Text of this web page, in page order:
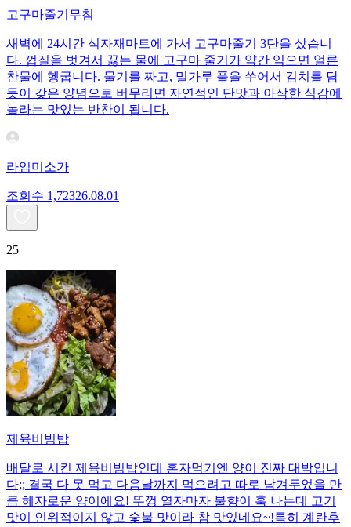
고구마줄기무침
새벽에 24시간 식자재마트에 가서 고구마줄기 3단을 샀습니
다. 껍질을 벗겨서 끓는 물에 고구마 줄기가 약간 익으면 얼른
찬물에 헹굽니다. 물기를 짜고, 밀가루 풀을 쑤어서 김치를 담
듯이 갖은 양념으로 버무리면 자연적인 단맛과 아삭한 식감에
놀라는 맛있는 반찬이 됩니다.
라임미소가
조회수 1,72326.08.01
25
제육비빔밥
배달로 시킨 제육비빔밥인데 혼자먹기엔 양이 진짜 대박입니
다;; 결국 다 못 먹고 다음날까지 먹으려고 따로 남겨두었을 만
큼 혜자로운 양이에요! 뚜껑 열자마자 불향이 훅 나는데 고기
맛이 인위적이지 않고 숯불 맛이라 참 맛있네요~!특히 계란후